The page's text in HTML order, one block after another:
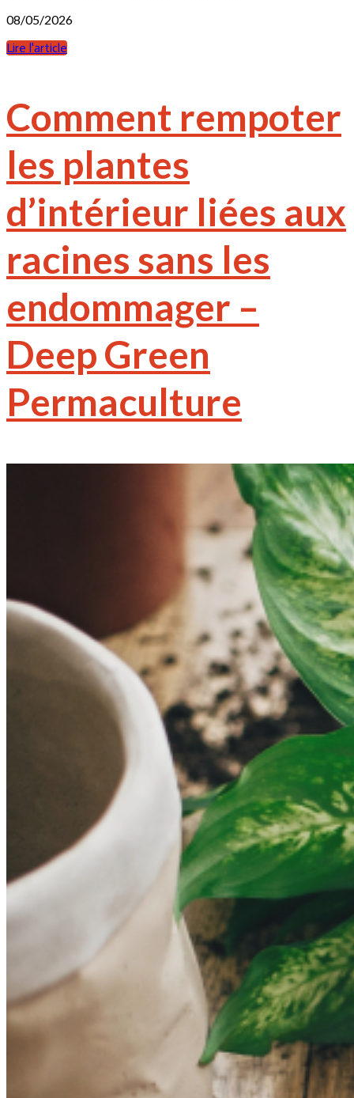
08/05/2026
Lire l'article
Comment rempoter
les plantes
d’intérieur liées aux
racines sans les
endommager –
Deep Green
Permaculture